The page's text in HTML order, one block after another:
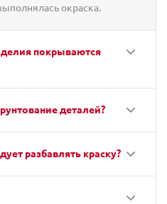
окраска.
покрываются
деталей?
разбавлять краску?